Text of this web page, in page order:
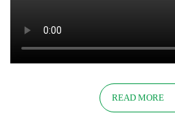
READ MORE